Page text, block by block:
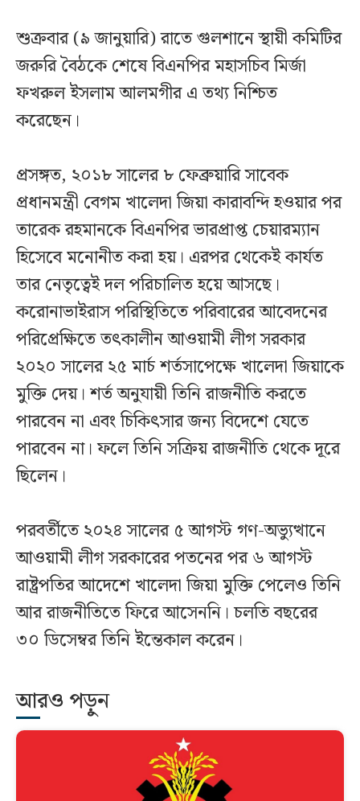
শুক্রবার (৯ জানুয়ারি) রাতে গুলশানে স্থায়ী কমিটির
জরুরি বৈঠকে শেষে বিএনপির মহাসচিব মির্জা
ফখরুল ইসলাম আলমগীর এ তথ্য নিশ্চিত
করেছেন।
প্রসঙ্গত, ২০১৮ সালের ৮ ফেব্রুয়ারি সাবেক
প্রধানমন্ত্রী বেগম খালেদা জিয়া কারাবন্দি হওয়ার পর
তারেক রহমানকে বিএনপির ভারপ্রাপ্ত চেয়ারম্যান
হিসেবে মনোনীত করা হয়। এরপর থেকেই কার্যত
তার নেতৃত্বেই দল পরিচালিত হয়ে আসছে।
করোনাভাইরাস পরিস্থিতিতে পরিবারের আবেদনের
পরিপ্রেক্ষিতে তৎকালীন আওয়ামী লীগ সরকার
২০২০ সালের ২৫ মার্চ শর্তসাপেক্ষে খালেদা জিয়াকে
মুক্তি দেয়। শর্ত অনুযায়ী তিনি রাজনীতি করতে
পারবেন না এবং চিকিৎসার জন্য বিদেশে যেতে
পারবেন না। ফলে তিনি সক্রিয় রাজনীতি থেকে দূরে
ছিলেন।
পরবর্তীতে ২০২৪ সালের ৫ আগস্ট গণ-অভ্যুত্থানে
আওয়ামী লীগ সরকারের পতনের পর ৬ আগস্ট
রাষ্ট্রপতির আদেশে খালেদা জিয়া মুক্তি পেলেও তিনি
আর রাজনীতিতে ফিরে আসেননি। চলতি বছরের
৩০ ডিসেম্বর তিনি ইন্তেকাল করেন।
আরও পড়ুন